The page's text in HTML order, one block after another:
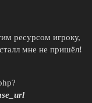
ресурсом игроку,
мне не пришёл!